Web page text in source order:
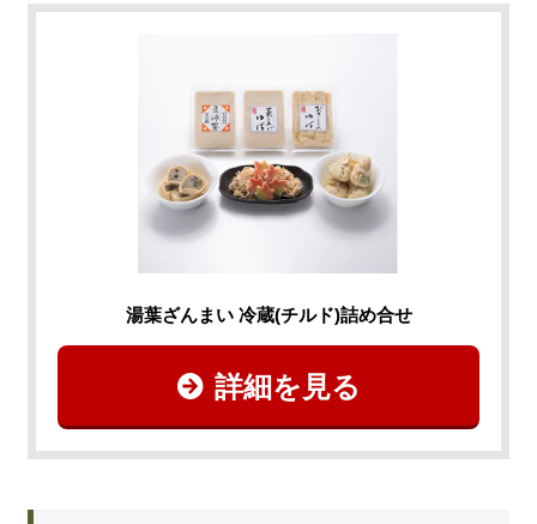
湯葉ざんまい 冷蔵(チルド)詰め合せ
詳細を見る